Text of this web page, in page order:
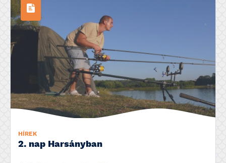
HÍREK
2. nap Harsányban